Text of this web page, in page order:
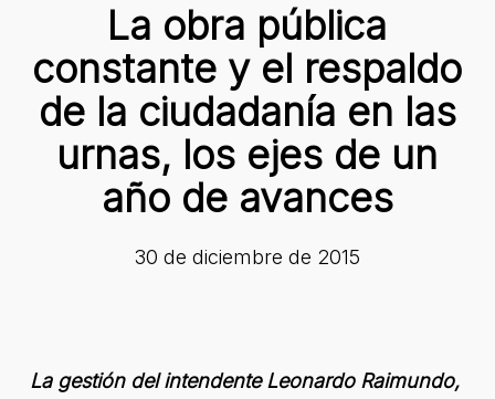
La obra pública
constante y el respaldo
de la ciudadanía en las
urnas, los ejes de un
año de avances
30 de diciembre de 2015
La gestión del intendente Leonardo Raimundo,